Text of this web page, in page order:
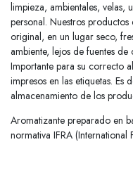
limpieza, ambientales, velas,
personal. Nuestros
original, en un lugar seco,
ambiente, lejos de fuentes
Importante para su correcto
impresos en las etiquetas.
almacenamiento de los
Aromatizante preparado en
normativa IFRA (International